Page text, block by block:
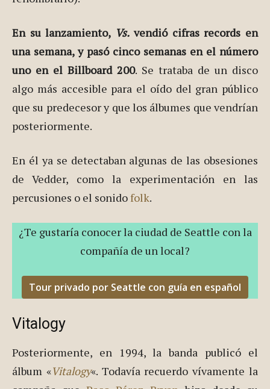
En su lanzamiento, Vs.vendió cifras records en
una semana, y pasó cinco semanas en el número
uno en el Billboard 200. Se trataba de un disco
algo más accesible para el oído del gran público
que su predecesor y que los álbumes que vendrían
posteriormente.
En él ya se detectaban algunas de las obsesiones
de Vedder, como la experimentación en las
percusiones o el sonidofolk.
¿Te gustaría conocer la ciudad de Seattle con la
compañía de un local?
Tour privado por Seattle con guía en español
Vitalogy
Posteriormente, en 1994, la banda publicó el
álbum «Vitalogy«. Todavía recuerdo vívamente la